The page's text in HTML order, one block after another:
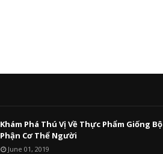
Khám Phá Thú Vị Về Thực Phẩm Giống Bộ
Phận Cơ Thể Người
June 01, 2019